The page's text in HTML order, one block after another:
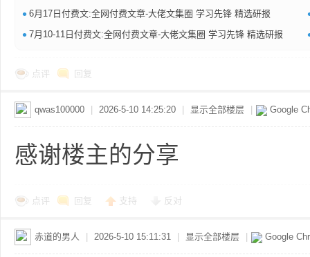
• 6月17日付费文:全网付费文章-大佬文集圈 学习先锋 精选研报
• 7月10-11日付费文:全网付费文章-大佬文集圈 学习先锋 精选研报
点评 回复
qwas100000 2026-5-10 14:25:20 显示全部楼层 Google
感谢楼主的分享
点评 回复 支持 反对
赤道的男人 2026-5-10 15:11:31 显示全部楼层 Google